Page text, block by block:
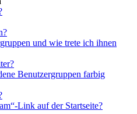
und wie trete ich ihnen
Benutzergruppen farbig
Link auf der Startseite?